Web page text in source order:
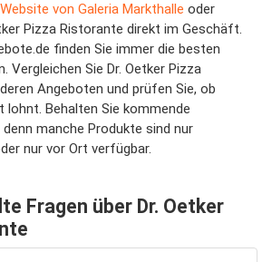
Website von Galeria Markthalle oder
Pizza Ristorante direkt im Geschäft.
finden Sie immer die besten
Vergleichen Sie Dr. Oetker Pizza
Angeboten und prüfen Sie, ob
Behalten Sie kommende
manche Produkte sind nur
nur vor Ort verfügbar.
Fragen über Dr. Oetker